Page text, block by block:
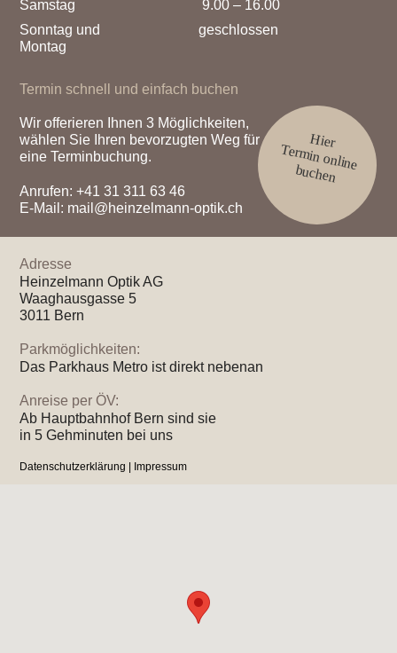
Samstag
9.00 – 16.00
Sonntag und
Montag
geschlossen
Hier
Termin online
buchen
Termin schnell und einfach buchen
Wir offerieren Ihnen 3 Möglichkeiten,
wählen Sie Ihren bevorzugten Weg für
eine Terminbuchung.
Anrufen:+41 31 311 63 46
E-Mail: mail@heinzelmann-optik.ch
Adresse
Heinzelmann Optik AG
Waaghausgasse 5
3011 Bern
Parkmöglichkeiten:
Das Parkhaus Metro ist direkt nebenan
Anreise per ÖV:
Ab Hauptbahnhof Bern sind sie
in 5 Gehminuten bei uns
Datenschutzerklärung Impressum